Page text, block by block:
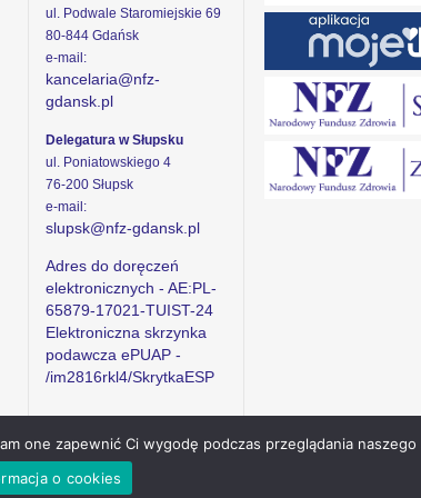
ul. Podwale Staromiejskie 69
80-844 Gdańsk
e-mail:
kancelaria@nfz-
gdansk.pl
Delegatura w Słupsku
ul. Poniatowskiego 4
76-200 Słupsk
e-mail:
slupsk@nfz-gdansk.pl
Adres do doręczeń
elektronicznych - AE:PL-
65879-17021-TUIST-24
Elektroniczna skrzynka
podawcza ePUAP -
/im2816rkl4/SkrytkaESP
one zapewnić Ci wygodę podczas przeglądania
o cookies